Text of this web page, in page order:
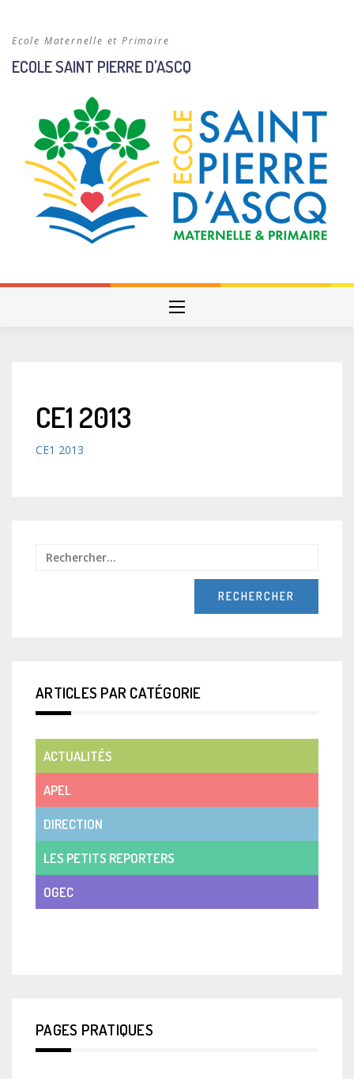
Ecole Maternelle et Primaire
ECOLE SAINT PIERRE D'ASCQ
CE1 2013
CE1 2013
ARTICLES PAR CATÉGORIE
ACTUALITÉS
APEL
DIRECTION
LES PETITS REPORTERS
OGEC
PAGES PRATIQUES